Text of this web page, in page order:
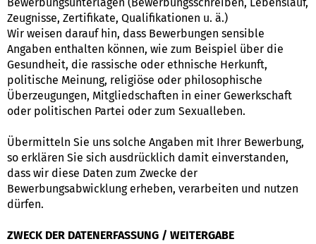
Zeugnisse, Zertifikate, Qualifikationen u. ä.)
Wir weisen darauf hin, dass Bewerbungen sensible
Angaben enthalten können, wie zum Beispiel über die
Gesundheit, die rassische oder ethnische Herkunft,
politische Meinung, religiöse oder philosophische
Überzeugungen, Mitgliedschaften in einer Gewerkschaft
oder politischen Partei oder zum Sexualleben.
Übermitteln Sie uns solche Angaben mit Ihrer Bewerbung,
so erklären Sie sich ausdrücklich damit einverstanden,
dass wir diese Daten zum Zwecke der
Bewerbungsabwicklung erheben, verarbeiten und nutzen
dürfen.
ZWECK DER DATENERFASSUNG / WEITERGABE